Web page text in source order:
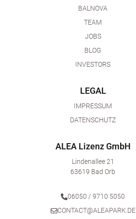
BALNOVA
TEAM
JOBS
BLOG
INVESTORS
LEGAL
IMPRESSUM
DATENSCHUTZ
ALEA Lizenz GmbH
Lindenallee 21
63619 Bad Orb
06050 / 9710 5050
CONTACT@ALEAPARK.DE